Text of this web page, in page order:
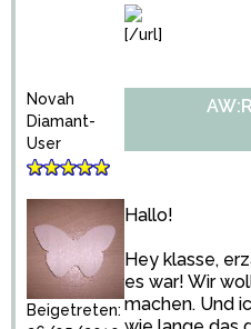
[/url]
Novah
Diamant-
User
Beigetreten:
Hallo!
Hey klasse,
es war! Wir
machen. Und